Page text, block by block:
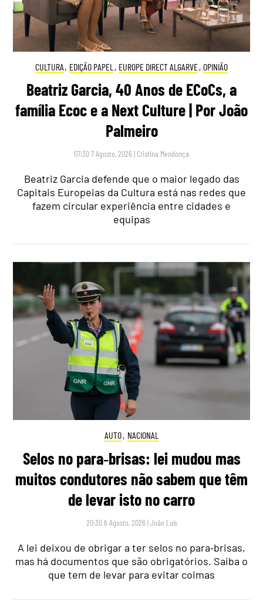
CULTURA, EDIÇÃO PAPEL , EUROPE DIRECT ALGARVE, OPINIÃO
Beatriz Garcia, 40 Anos de ECoCs, a
família Ecoc e a Next Culture | Por João
Palmeiro
07:30 7 Agosto, 2026 | Cristina Mendonça
Beatriz Garcia defende que o maior legado das
Capitais Europeias da Cultura está nas redes que
fazem circular experiência entre cidades e
equipas
AUTO, NACIONAL
Selos no para‑brisas: lei mudou mas
muitos condutores não sabem que têm
de levar isto no carro
20:30 6 Agosto, 2026 |João Luís
A lei deixou de obrigar a ter selos no para‑brisas,
mas há documentos que são obrigatórios. Saiba o
que tem de levar para evitar coimas